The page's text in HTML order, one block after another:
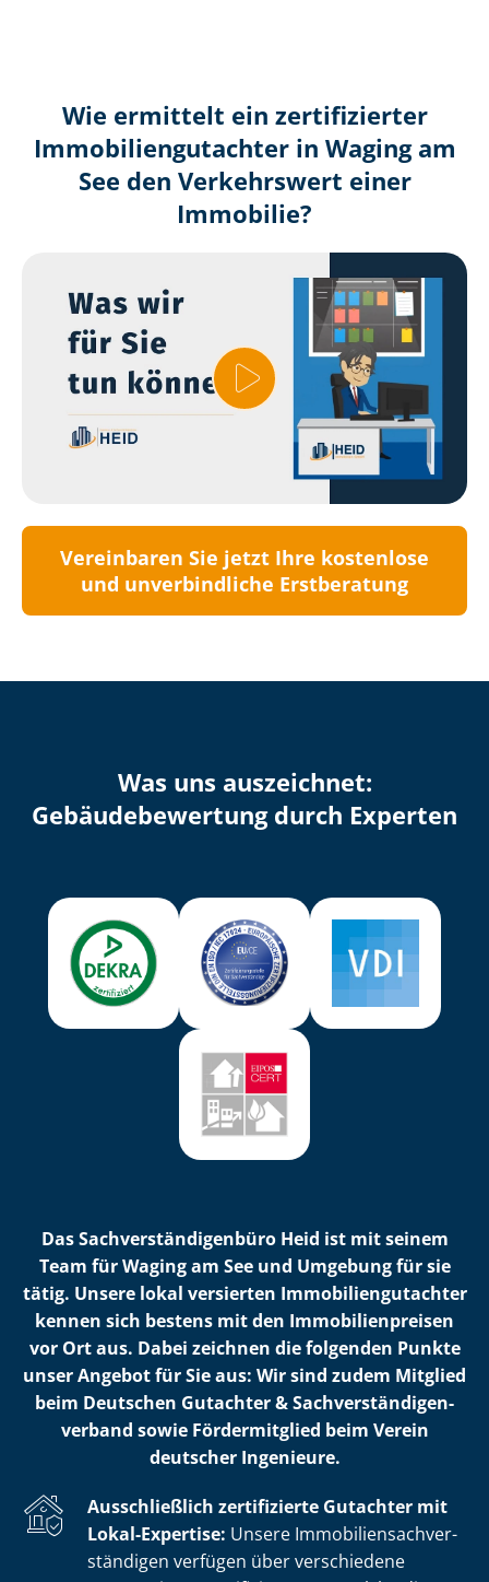
Wie ermittelt ein zertifizierter
Immobilien­gutachter in Waging am
See den Verkehrswert einer
Immobilie?
Vereinbaren Sie jetzt Ihre kostenlose
und unverbindliche Erstberatung
Was uns auszeichnet:
Ge­bäu­de­be­wer­tung durch Experten
Das Sach­ver­stän­di­gen­bü­ro Heid ist mit seinem
Team für Waging am See und Umgebung für sie
tätig. Unsere lokal versierten Im­mo­bi­li­en­gut­ach­ter
kennen sich bestens mit den Im­mo­bi­li­en­prei­sen
vor Ort aus. Dabei zeichnen die folgenden Punkte
unser Angebot für Sie aus: Wir sind zudem Mitglied
beim Deutschen Gutachter & Sach­ver­stän­di­gen­
ver­band sowie Fördermitglied beim Verein
deutscher Ingenieure.
Ausschließlich zertifizierte Gutachter mit
Lokal-Expertise: Unsere Im­mo­bi­li­en­sach­ver­
stän­di­gen verfügen über verschiedene